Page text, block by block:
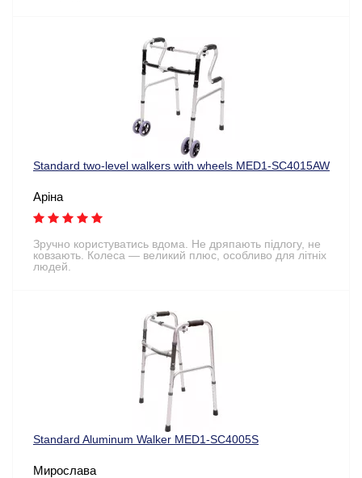
Standard two-level walkers with wheels MED1-SC4015AW
Аріна
Зручно користуватись вдома. Не дряпають підлогу, не
ковзають. Колеса — великий плюс, особливо для літніх
людей.
Standard Aluminum Walker MED1-SC4005S
Мирослава